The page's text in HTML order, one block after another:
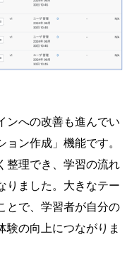
ンへの改善も進んでい
ン作成」機能です。
整理でき、学習の流れ
りました。大きなテー
とで、学習者が自分の
験の向上につながりま